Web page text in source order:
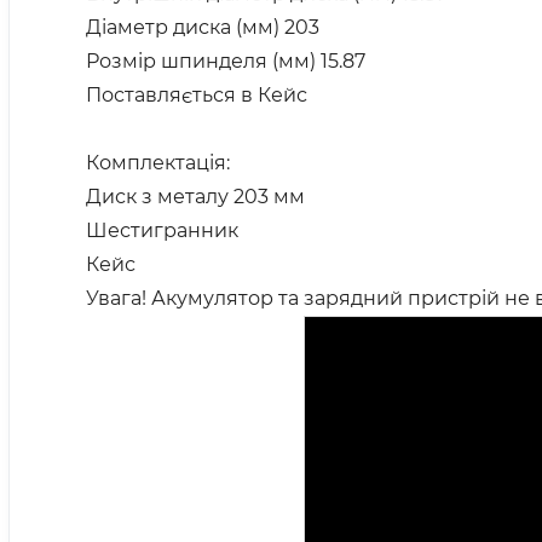
Діаметр диска (мм) 203
Розмір шпинделя (мм) 15.87
Поставляється в Кейс
Комплектація:
Диск з металу 203 мм
Шестигранник
Кейс
Увага! Акумулятор та зарядний пристрій не